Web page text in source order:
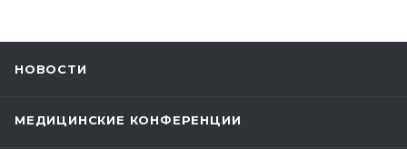
НОВОСТИ
МЕДИЦИНСКИЕ КОНФЕРЕНЦИИ